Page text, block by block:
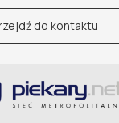
do kontaktu